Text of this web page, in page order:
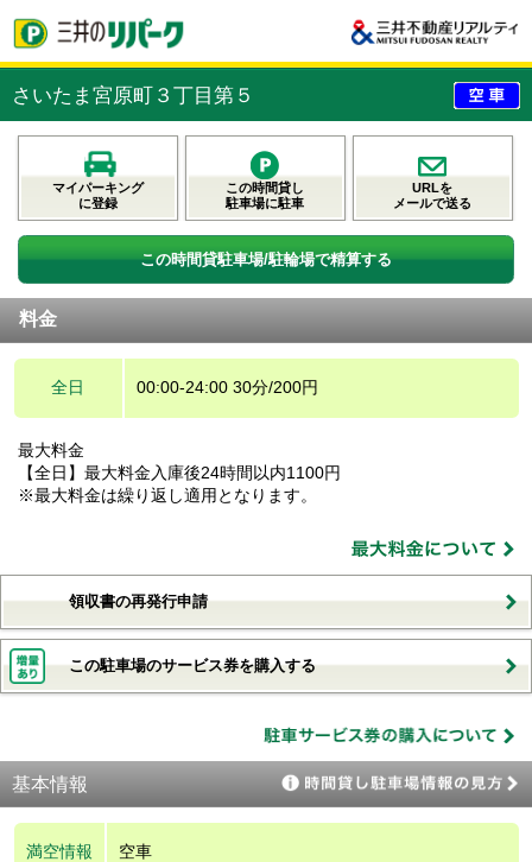
さいたま宮原町３丁目第５
マイパーキング
に登録
この時間貸し
駐車場に駐車
URLを
メールで送る
この時間貸駐車場/駐輪場で精算する
料金
全日 00:00-24:00 30分/200円
最大料金
【全日】最大料金入庫後24時間以内1100円
※最大料金は繰り返し適用となります。
領収書の再発行申請
この駐車場のサービス券を購入する
基本情報
満空情報 空車